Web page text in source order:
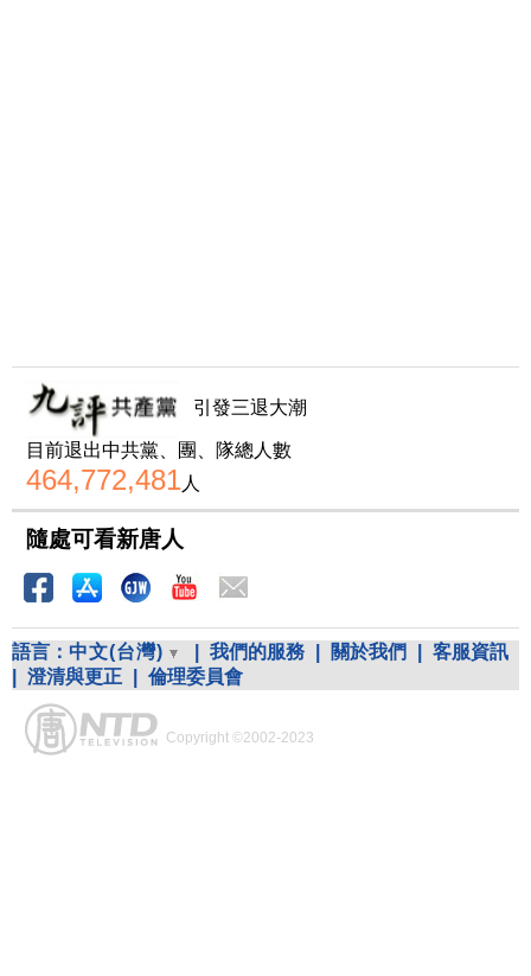
引發三退大潮
目前退出中共黨、團、隊總人數
464,772,481人
隨處可看新唐人
語言： 中文(台灣) 我們的服務 關於我們
客服資訊
澄清與更正 倫理委員會
Copyright ©2002-2023